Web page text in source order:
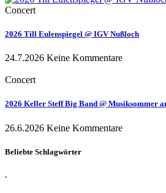
Concert
2026 Till Eulenspiegel @ IGV Nußloch
24.7.2026 Keine Kommentare
Concert
2026 Keller Steff Big Band @ Musiksommer
26.6.2026 Keine Kommentare
Beliebte Schlagwörter
.